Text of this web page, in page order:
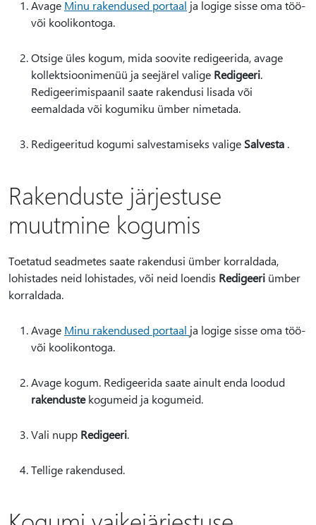
Avage Minu rakendused portaal ja logige sisse oma töö-
või koolikontoga.
Otsige üles kogum, mida soovite redigeerida, avage
kollektsioonimenüü ja seejärel valige Redigeeri.
Redigeerimispaanil saate rakendusi lisada või
eemaldada või kogumiku ümber nimetada.
Redigeeritud kogumi salvestamiseks valige Salvesta .
Rakenduste järjestuse
muutmine kogumis
Toetatud seadmetes saate rakendusi ümber korraldada,
lohistades neid lohistades, või neid loendis Redigeeri ümber
korraldada.
Avage Minu rakendused portaal ja logige sisse oma töö-
või koolikontoga.
Avage kogum. Redigeerida saate ainult enda loodud
rakendustekogumeid ja kogumeid.
Vali nupp Redigeeri.
Tellige rakendused.